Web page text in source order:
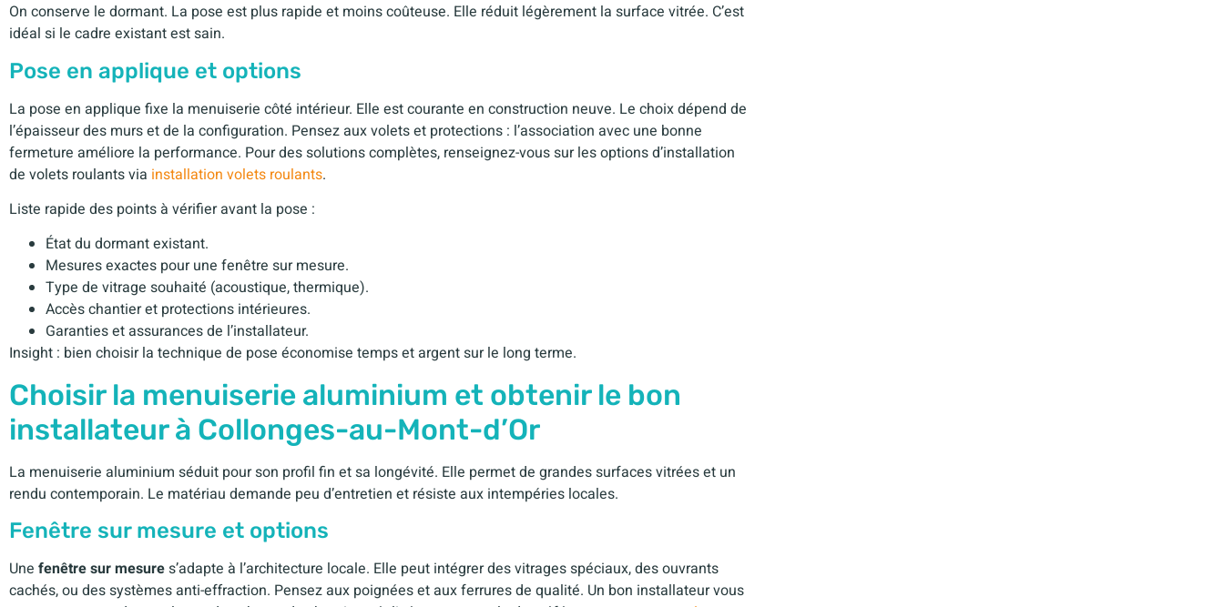
On conserve le dormant. La pose est plus rapide et moins coûteuse. Elle réduit légèrement la surface vitrée. C’est
idéal si le cadre existant est sain.
Pose en applique et options
La pose en applique fixe la menuiserie côté intérieur. Elle est courante en construction neuve. Le choix dépend de
l’épaisseur des murs et de la configuration. Pensez aux volets et protections : l’association avec une bonne
fermeture améliore la performance. Pour des solutions complètes, renseignez-vous sur les options d’installation
de volets roulants via installation volets roulants.
Liste rapide des points à vérifier avant la pose :
État du dormant existant.
Mesures exactes pour une fenêtre sur mesure.
Type de vitrage souhaité (acoustique, thermique).
Accès chantier et protections intérieures.
Garanties et assurances de l’installateur.
Insight : bien choisir la technique de pose économise temps et argent sur le long terme.
Choisir la menuiserie aluminium et obtenir le bon
installateur à Collonges-au-Mont-d’Or
La menuiserie aluminium séduit pour son profil fin et sa longévité. Elle permet de grandes surfaces vitrées et un
rendu contemporain. Le matériau demande peu d’entretien et résiste aux intempéries locales.
Fenêtre sur mesure et options
Une fenêtre sur mesures’adapte à l’architecture locale. Elle peut intégrer des vitrages spéciaux, des ouvrants
cachés, ou des systèmes anti-effraction. Pensez aux poignées et aux ferrures de qualité. Un bon installateur vous